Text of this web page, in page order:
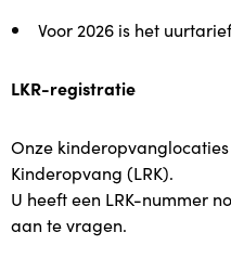
Plaatsing
Indicatie
Kosten
Locaties
Voor 2026 is het
LKR-registratie
Onze
Kinderopvang (LRK).
U heeft een LRK-nummer
aan te vragen.